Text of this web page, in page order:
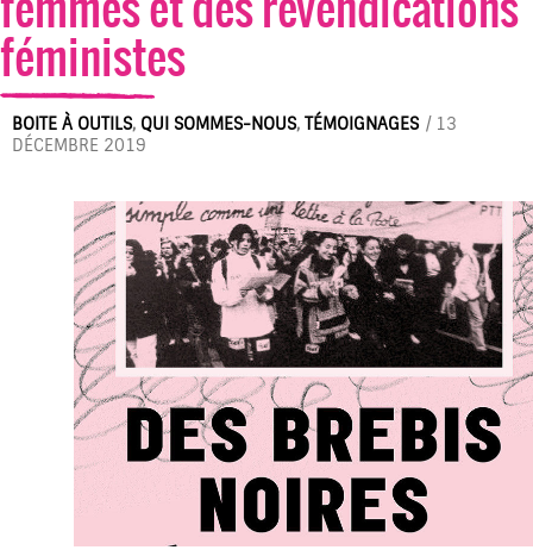
féministes
BOITE À OUTILS, QUI SOMMES-NOUS, TÉMOIGNAGES / 13
DÉCEMBRE 2019